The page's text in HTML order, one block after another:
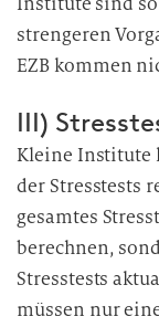
strengeren
EZB kommen
III)
Kleine Institute
der Stresstests
gesamtes
berechnen,
Stresstests
müssen nur